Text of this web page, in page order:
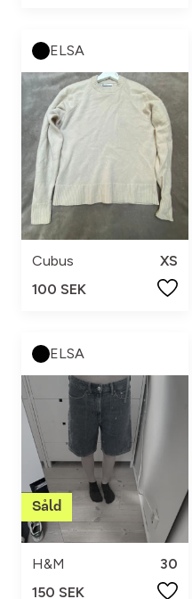
ELSA
Cubus
XS
100 SEK
ELSA
H&M
30
150 SEK